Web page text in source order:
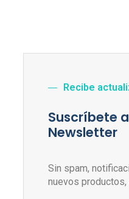
Recibe
Suscríbete
Newsletter
Sin spam,
nuevos